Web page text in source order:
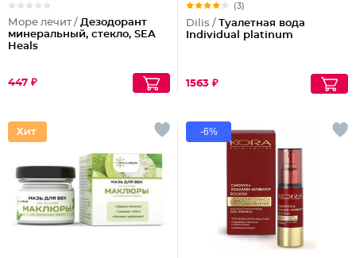
Море лечит / Дезодорант
минеральный, стекло, SEA
Heals
447 ₽
(3)
Dilis / Туалетная вода
Individual platinum
1563 ₽
-6%